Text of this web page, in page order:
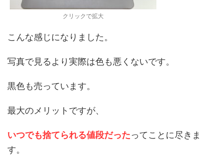
クリックで拡大
こんな感じになりました。
写真で見るより実際は色も悪くないです。
黒色も売っています。
最大のメリットですが、
いつでも捨てられる値段だったってことに尽きま
す。